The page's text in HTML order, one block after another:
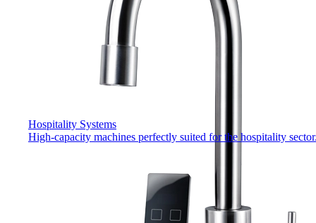
Hospitality Systems
High-capacity machines perfectly suited for the hospitality